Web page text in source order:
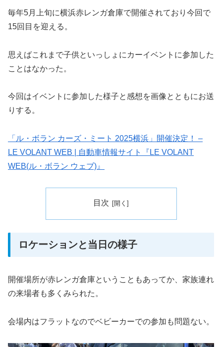
毎年5月上旬に横浜赤レンガ倉庫で開催されており今回で
15回目を迎える。
思えばこれまで子供といっしょにカーイベントに参加した
ことはなかった。
今回はイベントに参加した様子と感想を画像とともにお送
りする。
「ル・ボラン カーズ・ミート 2025横浜」開催決定！ –
LE VOLANT WEB | 自動車情報サイト『LE VOLANT
WEB(ル・ボラン ウェブ)』
目次
ロケーションと当日の様子
開催場所が赤レンガ倉庫ということもあってか、家族連れ
の来場者も多くみられた。
会場内はフラットなのでベビーカーでの参加も問題ない。